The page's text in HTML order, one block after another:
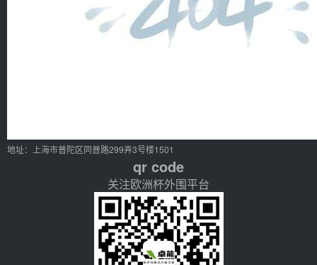
地址：上海市普陀区同普路299弄3号楼1501
qr code
关注欧洲杯外围平台